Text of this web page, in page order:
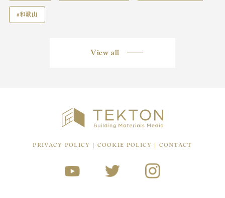
#和歌山
View all
PRIVACY POLICY COOKIE POLICY CONTACT